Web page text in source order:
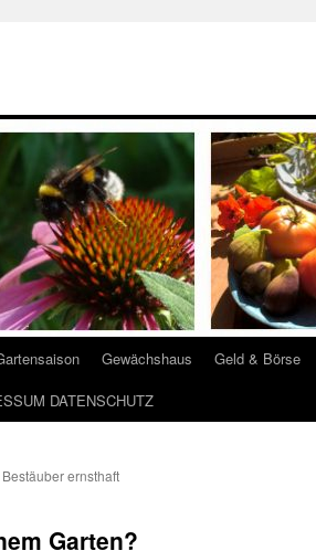
Gewächshaus Geld & Börse
DATENSCHUTZ
ernsthaft
Garten?